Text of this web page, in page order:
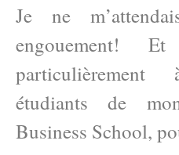
Je ne
engouement!
étudiants de
Business School,